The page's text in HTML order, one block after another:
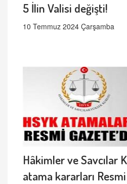
5 İlin Valisi değişti!
10 Temmuz 2024 Çarşamba
Hâkimler ve Savcılar
atama kararları